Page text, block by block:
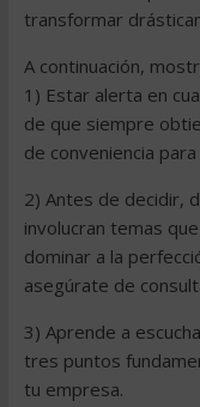
transformar
A continuación,
1) Estar alerta en
de que siempre
de conveniencia
2) Antes de decidir,
involucran temas
dominar a la
asegúrate de
3) Aprende a
tres puntos
tu empresa.